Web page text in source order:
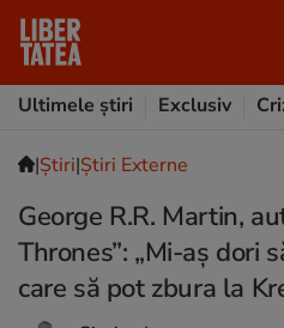
Ultimele știri
Exclusiv
|Ştiri|Știri Externe
George R.R. Martin,
Thrones”: „Mi-aș dori
care să pot zbura la